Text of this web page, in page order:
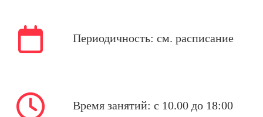
Периодичность: см. расписание
Время занятий: с 10.00 до 18:00